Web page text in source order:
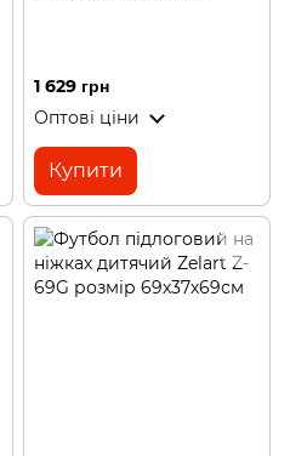
1 629 грн
Оптові ціни
Купити